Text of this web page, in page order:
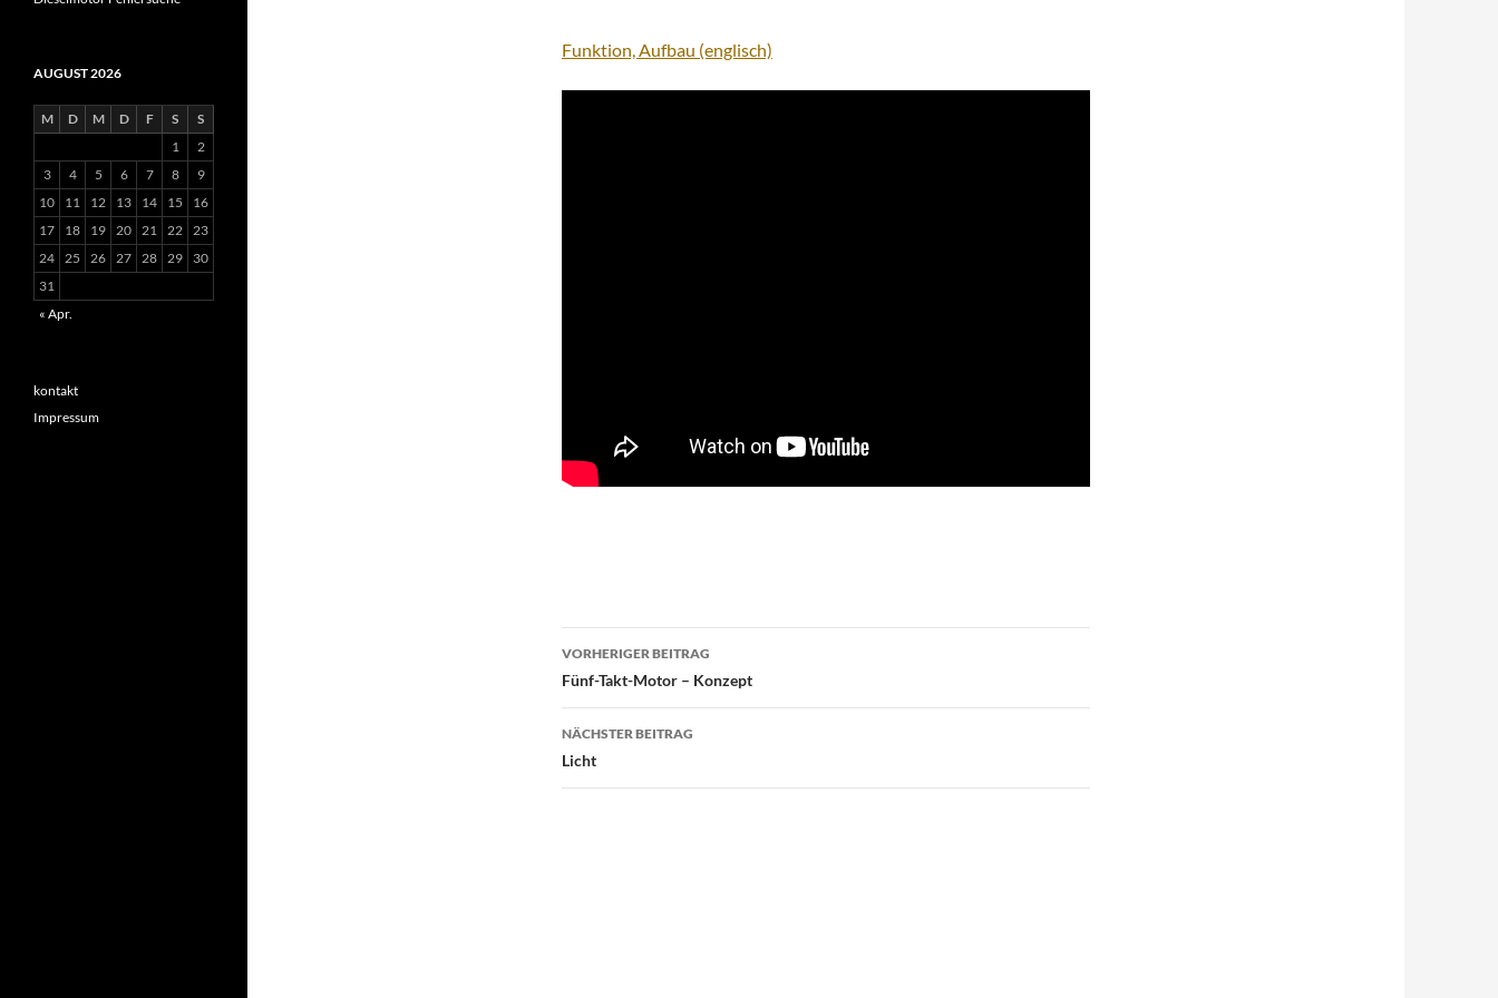
Funktion, Aufbau (englisch)
Beitragsnavigation
VORHERIGER BEITRAG
Fünf-Takt-Motor – Konzept
NÄCHSTER BEITRAG
Licht
AUGUST 2026
M D M D F S
S
1
2
3
4 5 6 7 8
9
10
11 12 13 14 15
16
17
18 19 20 21 22 23
24 25 26 27 28 29
30
31
« Apr.
kontakt
Impressum